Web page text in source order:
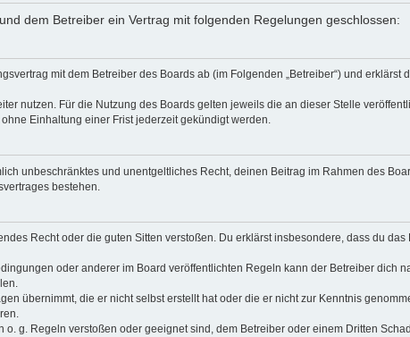
dem Betreiber ein Vertrag mit folgenden Regelungen geschlossen:
mit dem Betreiber des Boards ab (im Folgenden „Betreiber“) und erklärst
nutzen. Für die Nutzung des Boards gelten jeweils die an dieser Stelle
Einhaltung einer Frist jederzeit gekündigt werden.
unbeschränktes und unentgeltliches Recht, deinen Beitrag im Rahmen des
bestehen.
Recht oder die guten Sitten verstoßen. Du erklärst insbesondere, dass du das
oder anderer im Board veröffentlichten Regeln kann der Betreiber dich
übernimmt, die er nicht selbst erstellt hat oder die er nicht zur Kenntnis
g. Regeln verstoßen oder geeignet sind, dem Betreiber oder einem Dritten